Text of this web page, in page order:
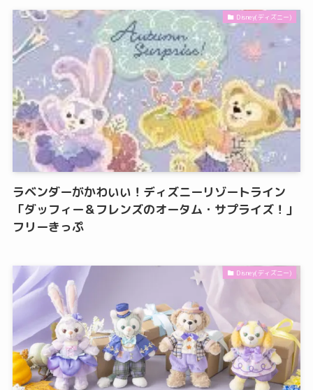
Disney(ディズニー)
ラベンダーがかわいい！ディズニーリゾートライン
「ダッフィー＆フレンズのオータム・サプライズ！」
フリーきっぷ
Disney(ディズニー)